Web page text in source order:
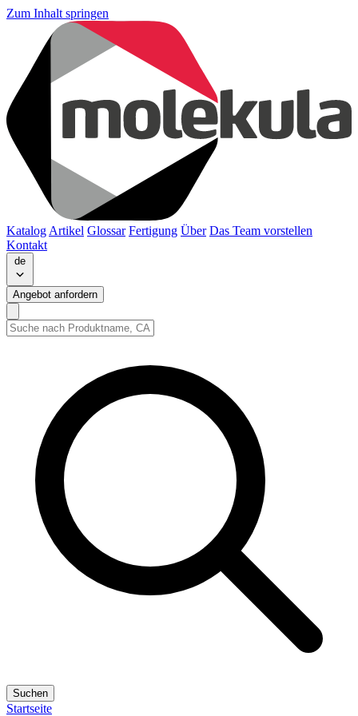
Zum Inhalt springen
Katalog Artikel Glossar Fertigung Über Das Team vorstellen
Kontakt
de
Angebot anfordern
Suchen
Startseite